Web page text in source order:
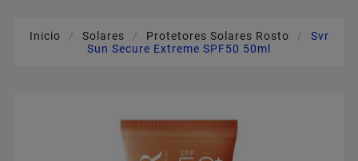
Inicio Solares Protetores Solares Rosto
Svr
Sun Secure Extreme SPF50 50ml